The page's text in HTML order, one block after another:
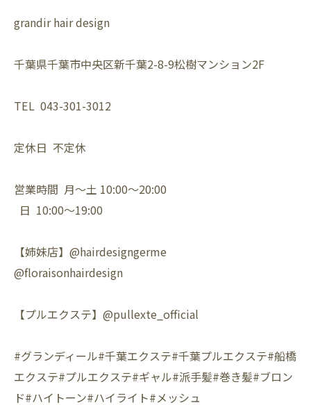
grandir hair design
千葉県千葉市中央区新千葉2-8-9松樹マンション2F
TEL 043-301-3012
定休日 不定休
営業時間 月〜土 10:00〜20:00
日 10:00〜19:00
【姉妹店】@hairdesigngerme
@floraisonhairdesign
【プルエクステ】@pullexte_official
#グランディール#千葉エクステ#千葉プルエクステ#船橋
エクステ#プルエクステ#ギャル#派手髪#巻き髪#ブロン
ド#ハイトーン#ハイライト#メッシュ